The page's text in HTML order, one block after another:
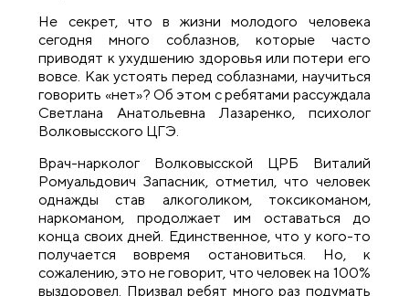
Не секрет, что в жизни молодого человека
сегодня много соблазнов, которые часто
приводят к ухудшению здоровья или потери его
вовсе. Как устоять перед соблазнами, научиться
говорить «нет»? Об этом с ребятами рассуждала
Светлана Анатольевна Лазаренко, психолог
Волковысского ЦГЭ.
Врач-нарколог Волковысской ЦРБ Виталий
Ромуальдович Запасник, отметил, что человек
однажды став алкоголиком, токсикоманом,
наркоманом, продолжает им оставаться до
конца своих дней. Единственное, что у кого-то
получается вовремя остановиться. Но, к
сожалению, это не говорит, что человек на 100%
выздоровел. Призвал ребят много раз подумать